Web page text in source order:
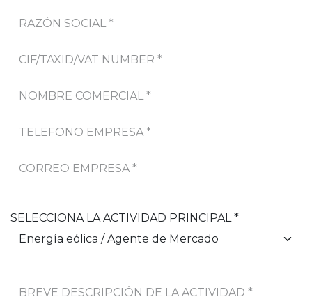
SELECCIONA LA ACTIVIDAD PRINCIPAL *